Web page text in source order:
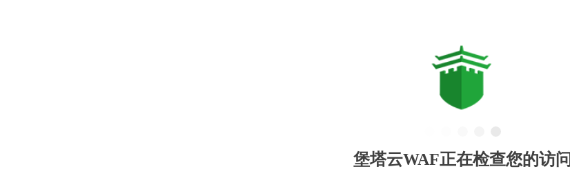
堡塔云WAF正在检查您的访问